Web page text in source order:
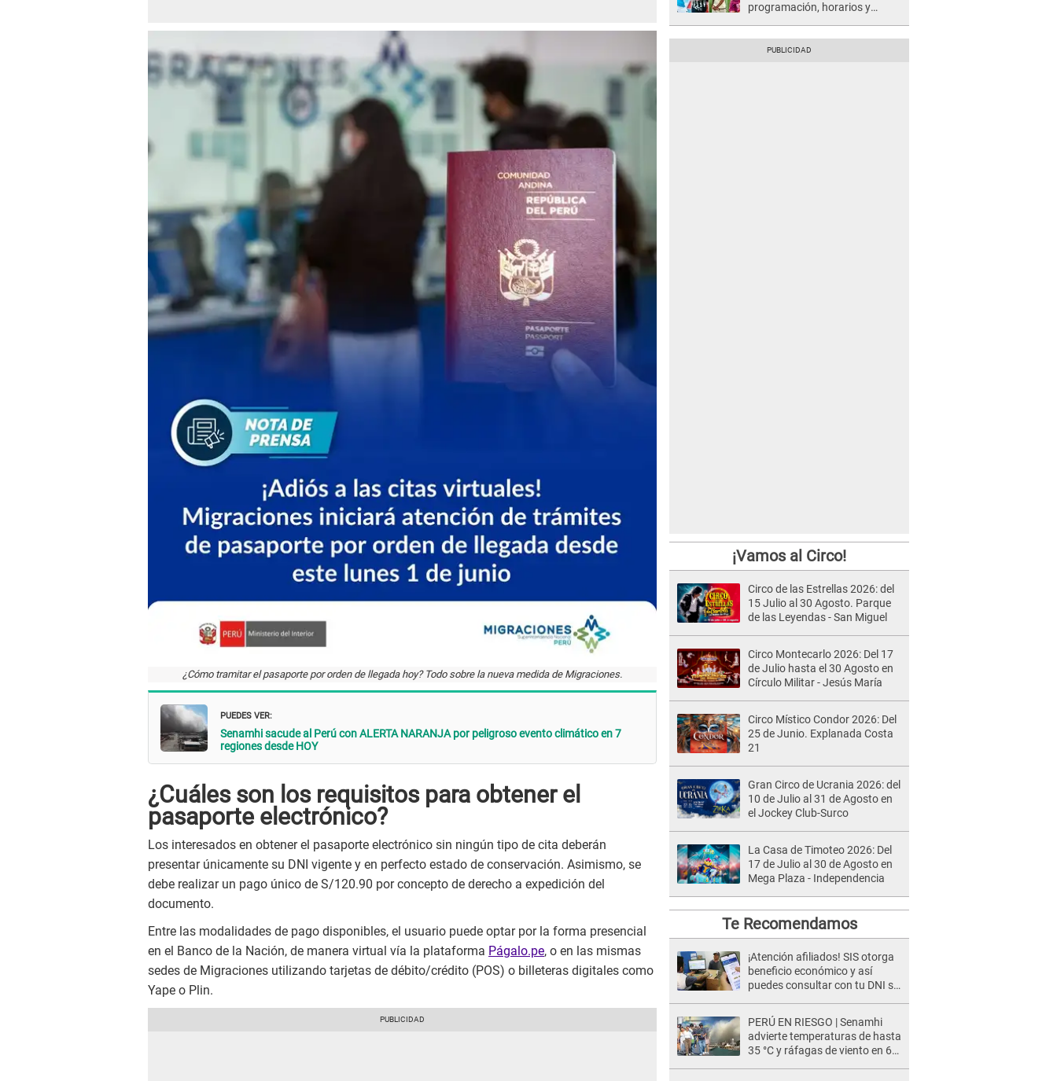
¿Cómo tramitar el pasaporte por orden de llegada hoy? Todo sobre la nueva medida de Migraciones.
PUEDES VER:
Senamhi sacude al Perú con ALERTA NARANJA por peligroso evento climático en 7
regiones desde HOY
¿Cuáles son los requisitos para obtener el
pasaporte electrónico?
Los interesados en obtener el pasaporte electrónico sin ningún tipo de cita deberán
presentar únicamente su DNI vigente y en perfecto estado de conservación. Asimismo, se
debe realizar un pago único de S/120.90 por concepto de derecho a expedición del
documento.
Entre las modalidades de pago disponibles, el usuario puede optar por la forma presencial
en el Banco de la Nación, de manera virtual vía la plataforma Págalo.pe, o en las mismas
sedes de Migraciones utilizando tarjetas de débito/crédito (POS) o billeteras digitales como
Yape o Plin.
programación, horarios y
¡Vamos al Circo!
Circo de las Estrellas 2026: del
15 Julio al 30 Agosto. Parque
de las Leyendas - San Miguel
Circo Montecarlo 2026: Del 17
de Julio hasta el 30 Agosto en
Círculo Militar - Jesús María
Circo Místico Condor 2026: Del
25 de Junio. Explanada Costa
21
Gran Circo de Ucrania 2026: del
10 de Julio al 31 de Agosto en
el Jockey Club-Surco
La Casa de Timoteo 2026: Del
17 de Julio al 30 de Agosto en
Mega Plaza - Independencia
Te Recomendamos
¡Atención afiliados! SIS otorga
beneficio económico y así
puedes consultar con tu DNI si
PERÚ EN RIESGO | Senamhi
advierte temperaturas de hasta
35 °C y ráfagas de viento en 6